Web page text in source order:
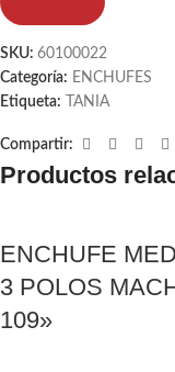
SKU: 60100022
Categoría: ENCHUFES
Etiqueta:
TANIA
Compartir:
Productos
ENCHUFE
3 POLOS
109»